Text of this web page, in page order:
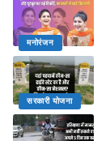
मनोरंजन
सरकारी योजना